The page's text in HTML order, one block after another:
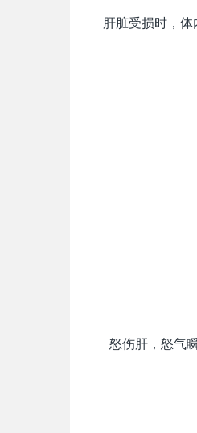
肝脏受损时，
怒伤肝，怒气